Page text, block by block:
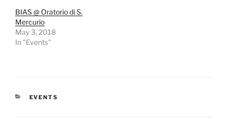
BIAS @ Oratorio di S.
Mercurio
May 3, 2018
In "Events"
CATEGORIES
EVENTS